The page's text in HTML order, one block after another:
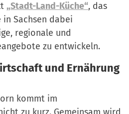
„Stadt-Land-Küche“, das
Sachsen dabei
regionale und
zu entwickeln.
und Ernährung
kommt im
zu kurz. Gemeinsam wird